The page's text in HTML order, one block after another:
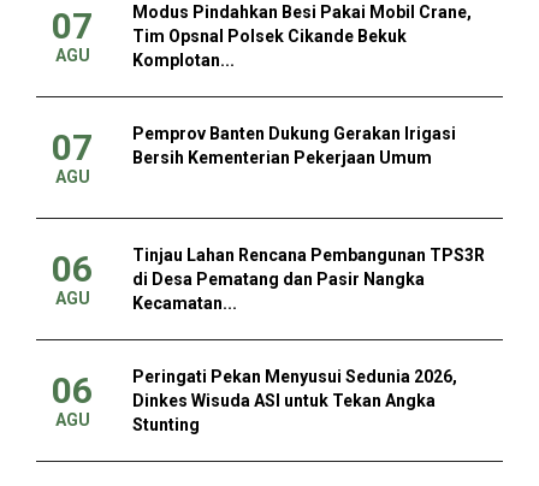
07
AGU
Modus Pindahkan Besi Pakai Mobil Crane,
Tim Opsnal Polsek Cikande Bekuk
Komplotan...
07
AGU
Pemprov Banten Dukung Gerakan Irigasi
Bersih Kementerian Pekerjaan Umum
06
AGU
Tinjau Lahan Rencana Pembangunan TPS3R
di Desa Pematang dan Pasir Nangka
Kecamatan...
06
AGU
Peringati Pekan Menyusui Sedunia 2026,
Dinkes Wisuda ASI untuk Tekan Angka
Stunting